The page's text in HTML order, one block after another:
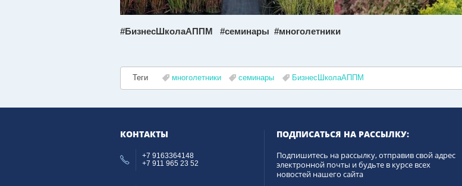
#БизнесШколаАППМ #семинары #многолетники
Теги многолетники семинары БизнесШколаАППМ
КОНТАКТЫ
+7 9163364148
+7 911 965 23 52
ПОДПИСАТЬСЯ НА РАССЫЛКУ:
Подпишитесь на рассылку, отправив свой адрес
электронной почты и будьте в курсе всех
новостей нашего сайта